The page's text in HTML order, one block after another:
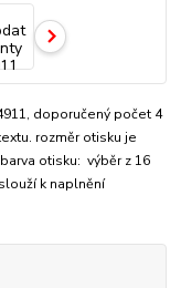
doporučený počet 4
rozměr otisku je
otisku: výběr z 16
k naplnění